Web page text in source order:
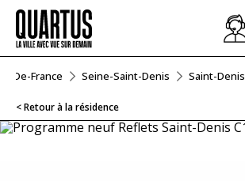
De-France Seine-Saint-Denis Saint-Denis
< Retour à la résidence